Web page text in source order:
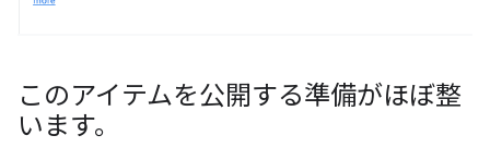
このアイテムを公開する準備がほぼ整
います。